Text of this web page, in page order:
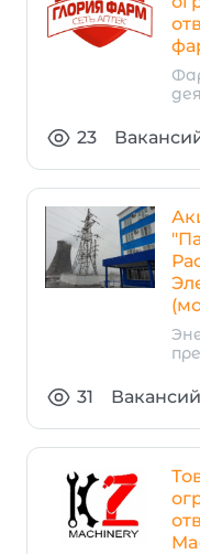
23
31